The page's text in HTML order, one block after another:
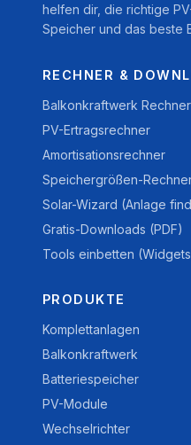
helfen dir, die richtige
Speicher und das beste
RECHNER &
Balkonkraftwerk Rechner
PV-Ertragsrechner
Amortisationsrechner
Speichergrößen-
Solar-Wizard (Anlage
Gratis-Downloads (PDF)
Tools einbetten
PRODUKTE
Komplettanlagen
Balkonkraftwerk
Batteriespeicher
PV-Module
Wechselrichter